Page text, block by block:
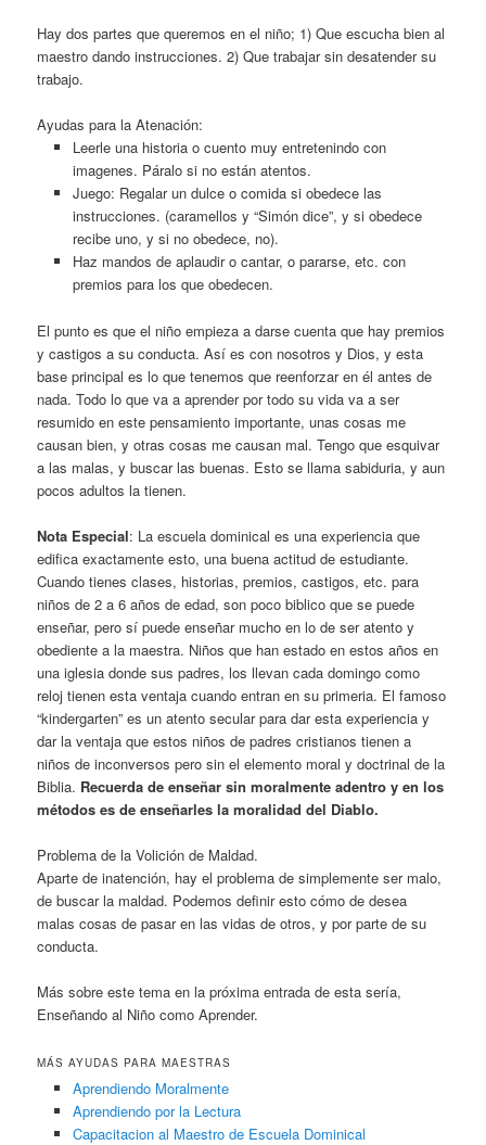
Hay dos partes que queremos en el niño; 1) Que escucha bien al
maestro dando instrucciones. 2) Que trabajar sin desatender su
trabajo.
Ayudas para la Atenación:
Leerle una historia o cuento muy entretenindo con
imagenes. Páralo si no están atentos.
Juego: Regalar un dulce o comida si obedece las
instrucciones. (caramellos y “Simón dice”, y si obedece
recibe uno, y si no obedece, no).
Haz mandos de aplaudir o cantar, o pararse, etc. con
premios para los que obedecen.
El punto es que el niño empieza a darse cuenta que hay premios
y castigos a su conducta. Así es con nosotros y Dios, y esta
base principal es lo que tenemos que reenforzar en él antes de
nada. Todo lo que va a aprender por todo su vida va a ser
resumido en este pensamiento importante, unas cosas me
causan bien, y otras cosas me causan mal. Tengo que esquivar
a las malas, y buscar las buenas. Esto se llama sabiduria, y aun
pocos adultos la tienen.
Nota Especial: La escuela dominical es una experiencia que
edifica exactamente esto, una buena actitud de estudiante.
Cuando tienes clases, historias, premios, castigos, etc. para
niños de 2 a 6 años de edad, son poco biblico que se puede
enseñar, pero sí puede enseñar mucho en lo de ser atento y
obediente a la maestra. Niños que han estado en estos años en
una iglesia donde sus padres, los llevan cada domingo como
reloj tienen esta ventaja cuando entran en su primeria. El famoso
“kindergarten” es un atento secular para dar esta experiencia y
dar la ventaja que estos niños de padres cristianos tienen a
niños de inconversos pero sin el elemento moral y doctrinal de la
Biblia. Recuerda de enseñar sin moralmente adentro y en los
métodos es de enseñarles la moralidad del Diablo.
Problema de la Volición de Maldad.
Aparte de inatención, hay el problema de simplemente ser malo,
de buscar la maldad. Podemos definir esto cómo de desea
malas cosas de pasar en las vidas de otros, y por parte de su
conducta.
Más sobre este tema en la próxima entrada de esta sería,
Enseñando al Niño como Aprender.
MÁS AYUDAS PARA MAESTRAS
Aprendiendo Moralmente
Aprendiendo por la Lectura
Capacitacion al Maestro de Escuela Dominical